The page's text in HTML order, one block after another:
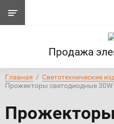
Продажа
Главная
  /
Светотехнические
Прожекторы светодиодные 30W
Прожекторы